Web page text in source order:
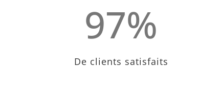
97%
De clients satisfaits